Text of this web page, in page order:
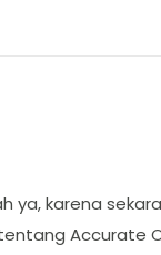
ya, karena
Accurate